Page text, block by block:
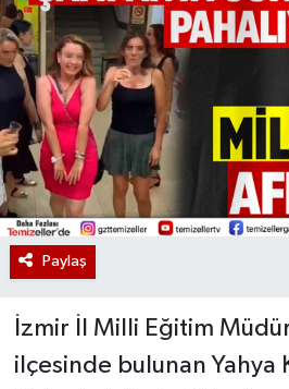
Paylaş
İzmir İl Milli Eğitim
ilçesinde bulunan Yahya